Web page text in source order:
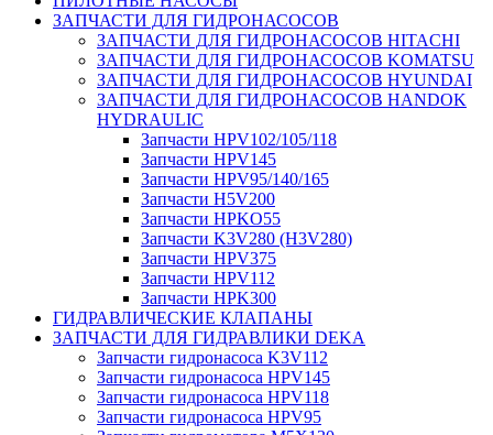
ЗАПЧАСТИ ДЛЯ ГИДРОНАСОСОВ
ЗАПЧАСТИ ДЛЯ ГИДРОНАСОСОВ HITACHI
ЗАПЧАСТИ ДЛЯ ГИДРОНАСОСОВ KOMATSU
ЗАПЧАСТИ ДЛЯ ГИДРОНАСОСОВ HYUNDAI
ЗАПЧАСТИ ДЛЯ ГИДРОНАСОСОВ HANDOK
HYDRAULIC
Запчасти HPV102/105/118
Запчасти HPV145
Запчасти HPV95/140/165
Запчасти H5V200
Запчасти HPKO55
Запчасти K3V280 (H3V280)
Запчасти HPV375
Запчасти HPV112
Запчасти HPK300
ГИДРАВЛИЧЕСКИЕ КЛАПАНЫ
ЗАПЧАСТИ ДЛЯ ГИДРАВЛИКИ DEKA
Запчасти гидронасоса K3V112
Запчасти гидронасоса HPV145
Запчасти гидронасоса HPV118
Запчасти гидронасоса HPV95